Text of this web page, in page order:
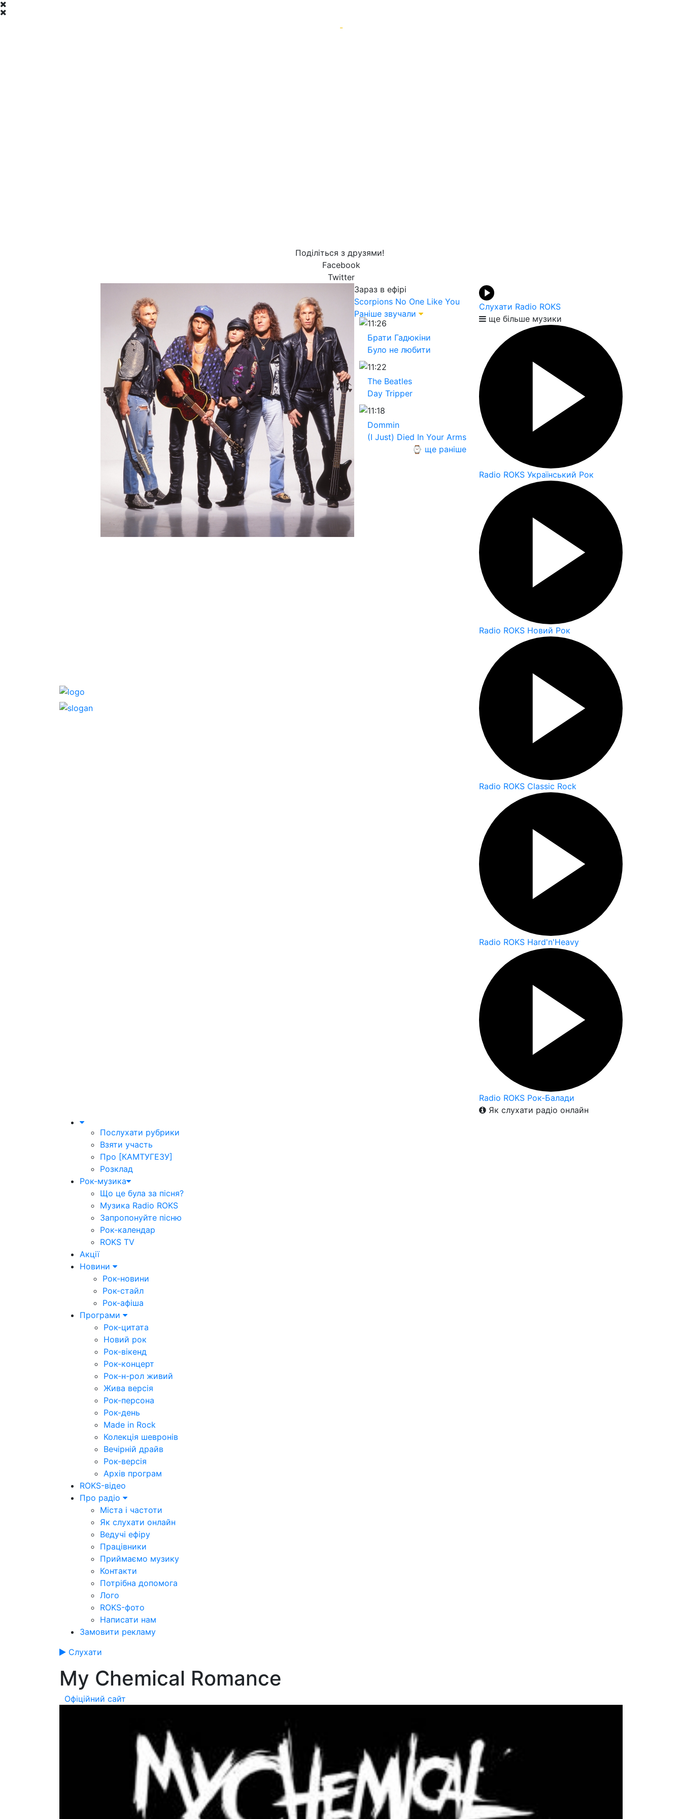
-
Поділіться з друзями!
Facebook
Twitter
Зараз в ефірі
Scorpions No One Like You
Раніше звучали
11:26
Брати Гадюкіни
Було не любити
11:22
The Beatles
Day Tripper
11:18
Dommin
(I Just) Died In Your Arms
⌚ ще раніше
Слухати Radio ROKS
ще більше музики
Radio ROKS Український Рок
Radio ROKS Новий Рок
Radio ROKS Classic Rock
Radio ROKS Hard'n'Heavy
Radio ROKS Рок-Балади
Як слухати радіо онлайн
Послухати рубрики
Взяти участь
Про [КАМТУГЕЗУ]
Розклад
Рок-музика
Що це була за пісня?
Музика Radio ROKS
Запропонуйте пісню
Рок-календар
ROKS TV
Акції
Новини
Рок-новини
Рок-стайл
Рок-афіша
Програми
Рок-цитата
Новий рок
Рок-вікенд
Рок-концерт
Рок-н-рол живий
Жива версія
Рок-персона
Рок-день
Made in Rock
Колекція шевронів
Вечірній драйв
Рок-версія
Архів програм
ROKS-відео
Про радіо
Міста і частоти
Як слухати онлайн
Ведучі ефіру
Працівники
Приймаємо музику
Контакти
Потрібна допомога
Лого
ROKS-фото
Написати нам
Замовити рекламу
Слухати
My Chemical Romance
Офіційний сайт